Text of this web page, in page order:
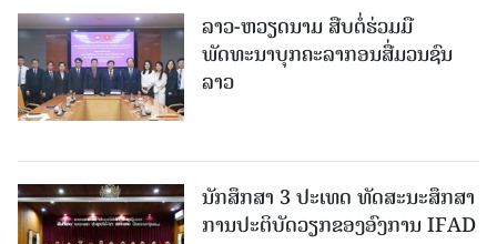
ລາວ-ຫວຽດ​ນາມ ສືບ​ຕໍ່​ຮ່ວມ​ມື
ພັດທະນາບຸກຄະລາກອນສື່ມວນຊົນ
ລາວ
ນັກສຶກສາ 3 ປະເທດ ທັດ​ສະ​ນະ​ສຶກ​ສາ
ການປະຕິບັດວຽກຂອງອົງການ IFAD